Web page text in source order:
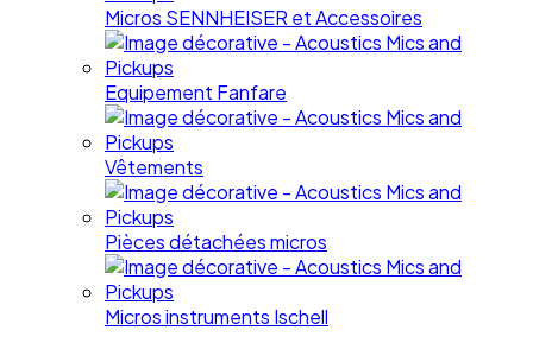
Micros SENNHEISER et Accessoires
Equipement Fanfare
Vêtements
Pièces détachées micros
Micros instruments Ischell